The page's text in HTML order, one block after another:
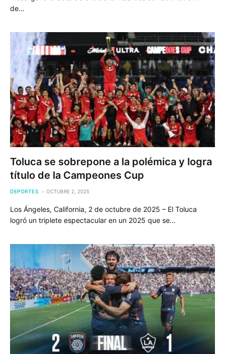
de…
Toluca se sobrepone a la polémica y logra
título de la Campeones Cup
DEPORTES OCTUBRE 2, 2025
Los Ángeles, California, 2 de octubre de 2025 – El Toluca
logró un triplete espectacular en un 2025 que se…